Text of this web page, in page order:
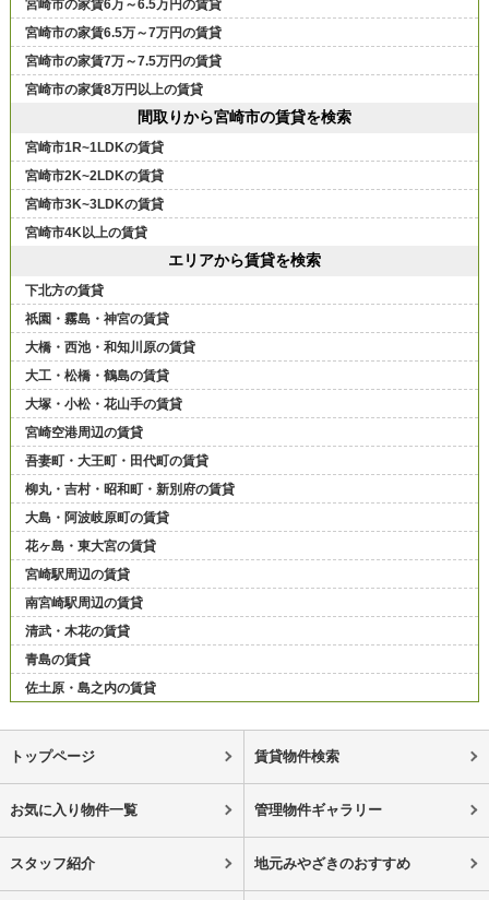
宮崎市の家賃6万～6.5万円の賃貸
宮崎市の家賃6.5万～7万円の賃貸
宮崎市の家賃7万～7.5万円の賃貸
宮崎市の家賃8万円以上の賃貸
間取りから宮崎市の賃貸を検索
宮崎市1R~1LDKの賃貸
宮崎市2K~2LDKの賃貸
宮崎市3K~3LDKの賃貸
宮崎市4K以上の賃貸
エリアから賃貸を検索
下北方の賃貸
祇園・霧島・神宮の賃貸
大橋・西池・和知川原の賃貸
大工・松橋・鶴島の賃貸
大塚・小松・花山手の賃貸
宮崎空港周辺の賃貸
吾妻町・大王町・田代町の賃貸
柳丸・吉村・昭和町・新別府の賃貸
大島・阿波岐原町の賃貸
花ヶ島・東大宮の賃貸
宮崎駅周辺の賃貸
南宮崎駅周辺の賃貸
清武・木花の賃貸
青島の賃貸
佐土原・島之内の賃貸
トップページ 賃貸物件検索
お気に入り物件一覧 管理物件ギャラリー
スタッフ紹介 地元みやざきのおすすめ